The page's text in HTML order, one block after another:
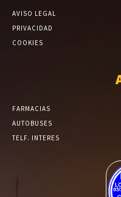
AVISO LEGAL
PRIVACIDAD
COOKIES
FARMACIAS
AUTOBUSES
TELF. INTERES